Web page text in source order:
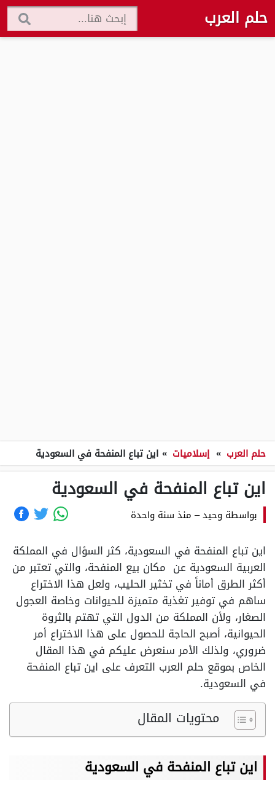
حلم العرب
حلم العرب » إسلاميات » اين تباع المنفحة في السعودية
اين تباع المنفحة في السعودية
بواسطة وحيد– منذ سنة واحدة
اين تباع المنفحة في السعودية، كثر السؤال في المملكة
العربية السعودية عن مكان بيع المنفحة، والتي تعتبر من
أكثر الطرق أماناً في تخثير الحليب، ولعل هذا الاختراع
ساهم في توفير تغذية متميزة للحيوانات وخاصة العجول
الصغار، ولأن المملكة من الدول التي تهتم بالثروة
الحيوانية، أصبح الحاجة للحصول على هذا الاختراع أمر
ضروري، ولذلك الأمر سنعرض عليكم في هذا المقال
الخاص بموقع حلم العرب التعرف على اين تباع المنفحة
في السعودية.
محتويات المقال
اين تباع المنفحة في السعودية